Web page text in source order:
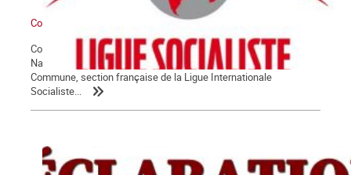
Communiqué du groupe La Commune
Conformément à ses statuts, et sur proposition de son Comité
National, l’assemblée générale des militant.e.s du groupe La
Commune, section française de la Ligue Internationale
Socialiste...